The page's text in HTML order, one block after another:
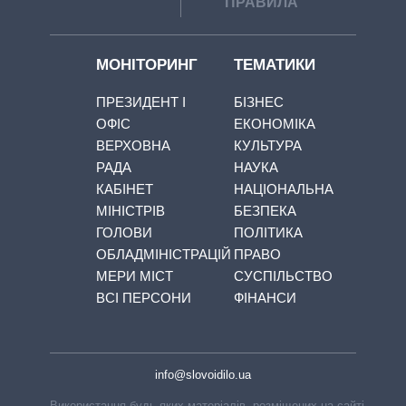
МОНІТОРИНГ
ПРЕЗИДЕНТ І
ОФІС
ВЕРХОВНА
РАДА
КАБІНЕТ
МІНІСТРІВ
ГОЛОВИ
ОБЛАДМІНІСТРАЦІЙ
МЕРИ МІСТ
ВСІ ПЕРСОНИ
ТЕМАТИКИ
БІЗНЕС
ЕКОНОМІКА
КУЛЬТУРА
НАУКА
НАЦІОНАЛЬНА
БЕЗПЕКА
ПОЛІТИКА
ПРАВО
СУСПІЛЬСТВО
ФІНАНСИ
info@slovoidilo.ua